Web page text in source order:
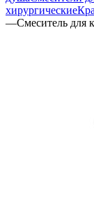
хирургические
—Смеситель для